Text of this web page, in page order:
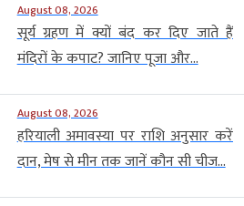
August 08, 2026
सूर्य ग्रहण में क्यों बंद कर दिए जाते हैं
मंदिरों के कपाट? जानिए पूजा और...
August 08, 2026
हरियाली अमावस्या पर राशि अनुसार करें
दान, मेष से मीन तक जानें कौन सी चीज...